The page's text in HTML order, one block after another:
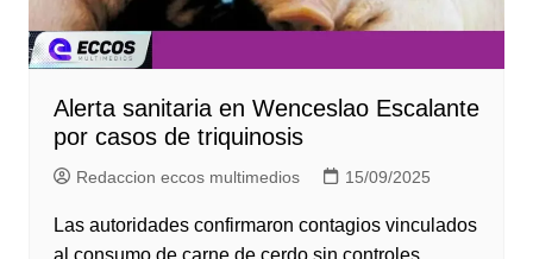
Alerta sanitaria en Wenceslao Escalante
por casos de triquinosis
Redaccion eccos multimedios 15/09/2025
Las autoridades confirmaron contagios vinculados
al consumo de carne de cerdo sin controles